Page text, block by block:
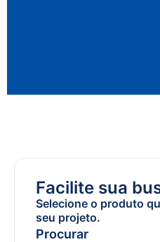
Facilite sua
Selecione o produto
seu projeto.
Procurar